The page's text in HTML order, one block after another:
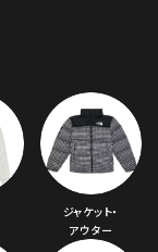
ジャケット・
アウター